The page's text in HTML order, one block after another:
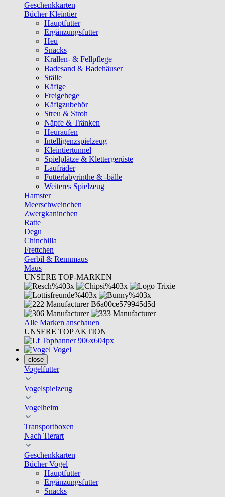
Geschenkkarten
Bücher Kleintier
Hauptfutter
Ergänzungsfutter
Heu
Snacks
Krallen- & Fellpflege
Badesand & Badehäuser
Ställe
Käfige
Freigehege
Käfigzubehör
Streu & Stroh
Näpfe & Tränken
Heuraufen
Intelligenzspielzeug
Kleintiertunnel
Spielplätze & Klettergerüste
Laufräder
Futterlabyrinthe & -bälle
Weiteres Spielzeug
Hamster
Meerschweinchen
Zwergkaninchen
Ratte
Degu
Chinchilla
Frettchen
Gerbil & Rennmaus
Maus
UNSERE TOP-MARKEN
Alle Marken anschauen
UNSERE TOP AKTION
Vogel
close
Vogelfutter
Vogelspielzeug
Vogelheim
Transportboxen
Nach Tierart
Geschenkkarten
Bücher Vogel
Hauptfutter
Ergänzungsfutter
Snacks